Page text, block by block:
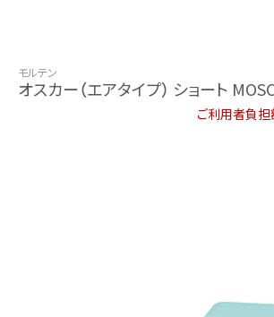
モルテン
オスカー（エアタイプ） ショート
ご利用者負担